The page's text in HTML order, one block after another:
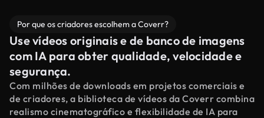
Por que os criadores escolhem a Coverr?
Use vídeos originais e de banco de imagens
com IA para obter qualidade, velocidade e
segurança.
Com milhões de downloads em projetos comerciais e
de criadores, a biblioteca de vídeos da Coverr combina
realismo cinematográfico e flexibilidade de IA para